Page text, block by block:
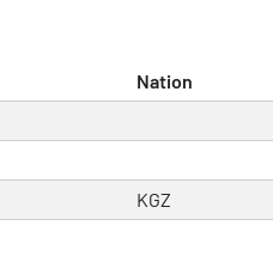
Nation
KGZ